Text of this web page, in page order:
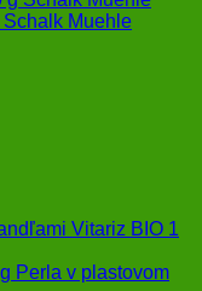
Muehle
Vitariz BIO 1